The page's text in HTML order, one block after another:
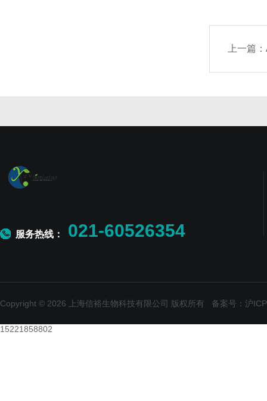
上一篇：
服务热线： 021-60526354
Copyright © 2026 上海信裕生物科技有限公司 版权所有 备案号：沪
15221858802